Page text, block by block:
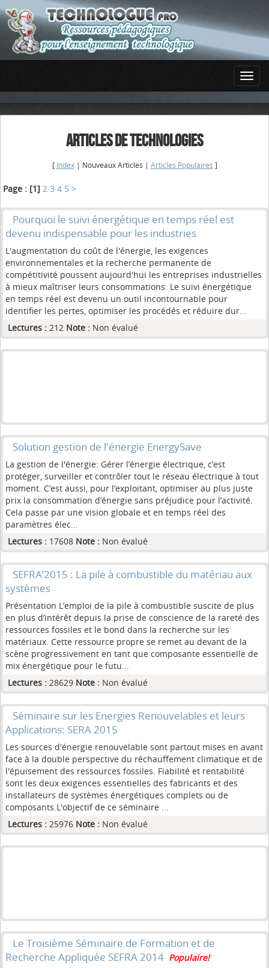
ARTICLES DE TECHNOLOGIES
[ Index| Nouveaux Articles | Articles Populaires ]
Page : [1] 2 3 4 5 >
Pourquoi le suivi énergétique en temps réel est
devenu indispensable pour les industries
L'augmentation du coût de l'énergie, les exigences
environnementales et la recherche permanente de
compétitivité poussent aujourd'hui les entreprises industrielles
à mieux maîtriser leurs consommations. Le suivi énergétique
en temps réel est devenu un outil incontournable pour
identifier les pertes, optimiser les procédés et réduire dur...
Lectures : 212 Note : Non évalué
Solution gestion de l'énergie EnergySave
La gestion de l'énergie: Gérer l’énergie électrique, c’est
protéger, surveiller et contrôler tout le réseau électrique à tout
moment. C’est aussi, pour l’exploitant, optimiser au plus juste
prix la consommation d’énergie sans préjudice pour l’activité.
Cela passe par une vision globale et en temps réel des
paramètres élec...
Lectures : 17608 Note : Non évalué
SEFRA’2015 : La pile à combustible du matériau aux
systèmes
Présentation L’emploi de la pile à combustible suscite de plus
en plus d’intérêt depuis la prise de conscience de la rareté des
ressources fossiles et le bond dans la recherche sur les
matériaux. Cette ressource propre se remet au devant de la
scène progressivement en tant que composante essentielle de
mix énergétique pour le futu...
Lectures : 28629 Note : Non évalué
Séminaire sur les Energies Renouvelables et leurs
Applications: SERA 2015
Les sources d'énergie renouvelable sont partout mises en avant
face à la double perspective du réchauffement climatique et de
l'épuisement des ressources fossiles. Fiabilité et rentabilité
sont les deux exigences essentielles des fabricants et des
installateurs de systèmes énergétiques complets ou de
composants.L'objectif de ce séminaire ...
Lectures : 25976 Note : Non évalué
Le Troisième Séminaire de Formation et de
Recherche Appliquée SEFRA 2014 Populaire!